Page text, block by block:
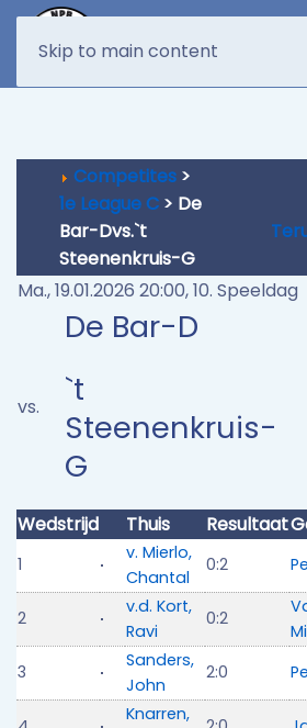
Skip to main content
Competites >
1e League C > De
Bar-Dvs.`t
Steenenkruis-G
Ma., 19.01.2026 20:00, 10. Speeldag
vs.
De Bar-D
`t
Steenenkruis-
G
Wedstrijd Thuis Resultaat
1
v. Mierlo,
Chantal
0:2
2
v.d. Kort,
Ravi
0:2
3
Sanders,
John
2:0
Knarren,